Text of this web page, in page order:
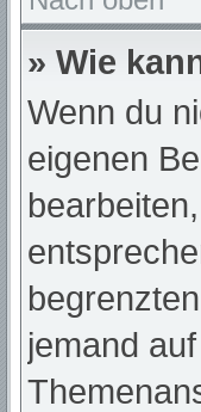
» Wie
Wenn du
eigenen
jemand